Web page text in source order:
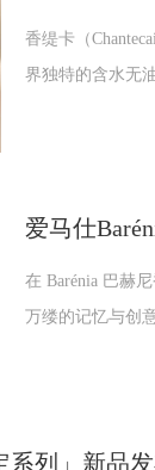
香缇卡（
界独特的含水无
爱马仕
在 Barénia 巴赫
万缕的记忆与创
系列」新品